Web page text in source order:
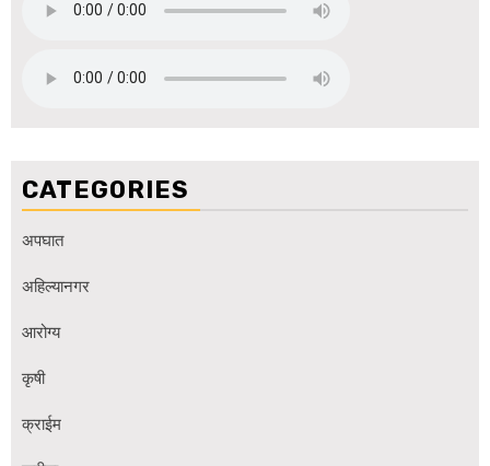
CATEGORIES
अपघात
अहिल्यानगर
आरोग्य
कृषी
क्राईम